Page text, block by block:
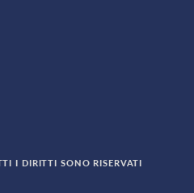
I DIRITTI SONO RISERVATI